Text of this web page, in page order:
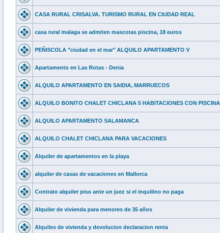
CASA RURAL CRISALVA. TURISMO RURAL EN CIUDAD REAL
casa rural malaga se admiten mascotas piscina, 18 euros
PEÑISCOLA "ciudad en el mar" ALQUILO APARTAMENTO V
Apartamento en Las Rotas - Denia
ALQUILO APARTAMENTO EN SAIDIA, MARRUECOS
ALQUILO BONITO CHALET CHICLANA 5 HABITACIONES CON PISCINA
ALQUILO APARTAMENTO SALAMANCA
ALQUILO CHALET CHICLANA PARA VACACIONES
Alquiler de apartamentos en la playa
alquiler de casas de vacaciones en Mallorca
Contrato alquiler piso ante un juez si el inquilino no paga
Alquiler de vivienda para menores de 35 años
Alquiles de vivienda y devolucion declaracion renta